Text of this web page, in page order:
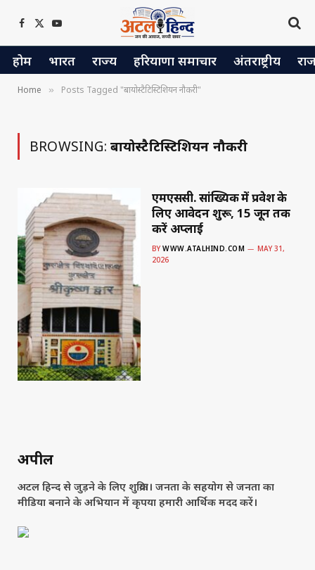
Facebook
X
(Twitter)
YouTube
होम भारत राज्य हरियाणा समाचार अंतराष्ट्रीय
Home » Posts Tagged "बायोस्टैटिस्टिशियन नौकरी"
BROWSING: बायोस्टैटिस्टिशियन नौकरी
एमएससी. सांख्यिकी में प्रवेश के
लिए आवेदन शुरू, 15 जून तक
करें अप्लाई
BY WWW.ATALHIND.COM
MAY 31,
2026
अपील
अटल हिन्द से जुड़ने के लिए शुक्रिया। जनता के सहयोग से जनता का
मीडिया बनाने के अभियान में कृपया हमारी आर्थिक मदद करें।